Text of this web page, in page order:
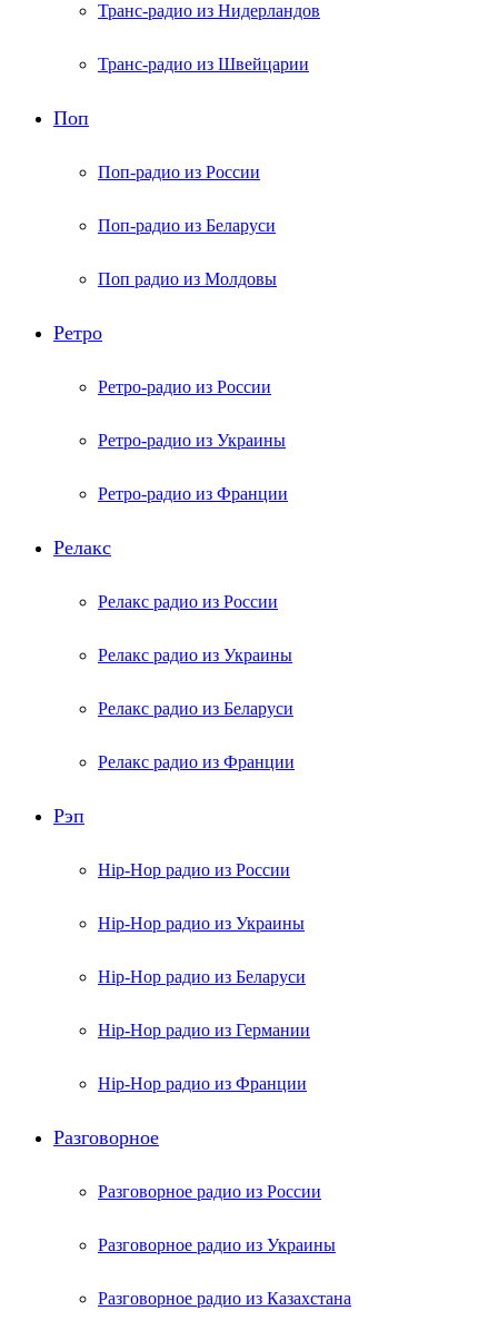
Транс-радио из Нидерландов
Транс-радио из Швейцарии
Поп
Поп-радио из России
Поп-радио из Беларуси
Поп радио из Молдовы
Ретро
Ретро-радио из России
Ретро-радио из Украины
Ретро-радио из Франции
Релакс
Релакс радио из России
Релакс радио из Украины
Релакс радио из Беларуси
Релакс радио из Франции
Рэп
Hip-Hop радио из России
Hip-Hop радио из Украины
Hip-Hop радио из Беларуси
Hip-Hop радио из Германии
Hip-Hop радио из Франции
Разговорное
Разговорное радио из России
Разговорное радио из Украины
Разговорное радио из Казахстана